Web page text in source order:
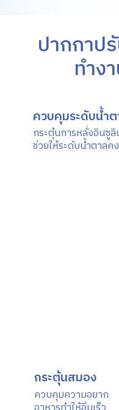
ปากกาป
ทำง
ควบคุมระดับน้ำ
กระตุ้นการหลั่งอินซู
ช่วยให้ระดับน้ำตาลค
กระตุ้นสมอง
ควบคุมความอยาก